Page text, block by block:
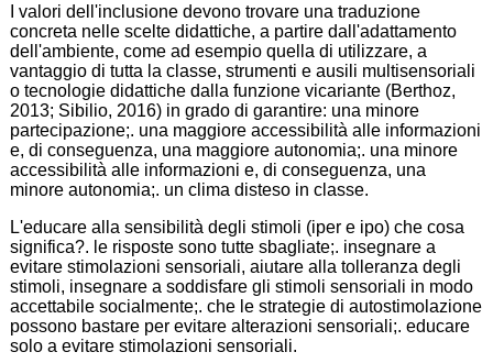
I valori dell'inclusione devono trovare una traduzione
concreta nelle scelte didattiche, a partire dall'adattamento
dell'ambiente, come ad esempio quella di utilizzare, a
vantaggio di tutta la classe, strumenti e ausili multisensoriali
o tecnologie didattiche dalla funzione vicariante (Berthoz,
2013; Sibilio, 2016) in grado di garantire: una minore
partecipazione;. una maggiore accessibilità alle informazioni
e, di conseguenza, una maggiore autonomia;. una minore
accessibilità alle informazioni e, di conseguenza, una
minore autonomia;. un clima disteso in classe.
L'educare alla sensibilità degli stimoli (iper e ipo) che cosa
significa?. le risposte sono tutte sbagliate;. insegnare a
evitare stimolazioni sensoriali, aiutare alla tolleranza degli
stimoli, insegnare a soddisfare gli stimoli sensoriali in modo
accettabile socialmente;. che le strategie di autostimolazione
possono bastare per evitare alterazioni sensoriali;. educare
solo a evitare stimolazioni sensoriali.